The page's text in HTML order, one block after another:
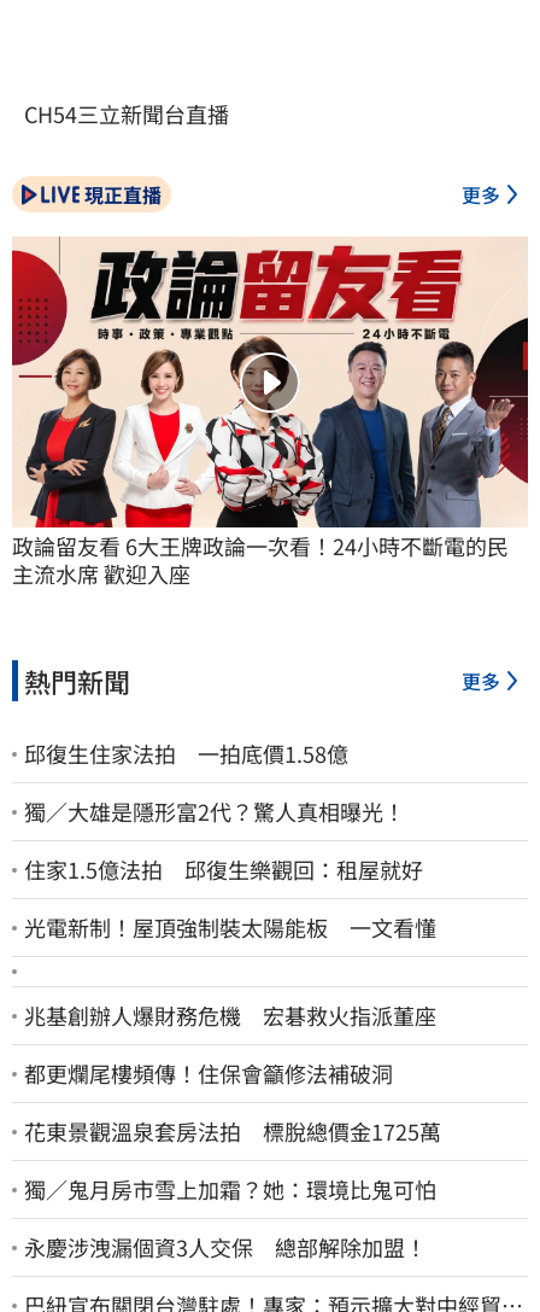
CH54三立新聞台直播
現正直播 更多
政論留友看 6大王牌政論一次看！24小時不斷電的民
主流水席 歡迎入座
熱門新聞 更多
邱復生住家法拍 一拍底價1.58億
獨／大雄是隱形富2代？驚人真相曝光！
住家1.5億法拍 邱復生樂觀回：租屋就好
光電新制！屋頂強制裝太陽能板 一文看懂
兆基創辦人爆財務危機 宏碁救火指派董座
都更爛尾樓頻傳！住保會籲修法補破洞
花東景觀溫泉套房法拍 標脫總價金1725萬
獨／鬼月房市雪上加霜？她：環境比鬼可怕
永慶涉洩漏個資3人交保 總部解除加盟！
巴紐宣布關閉台灣駐處！專家：預示擴大對中經貿合